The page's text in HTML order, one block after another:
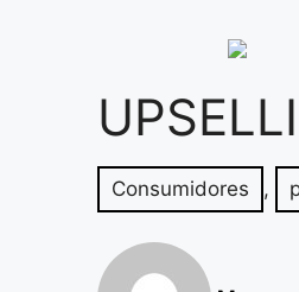
Consumidores ,